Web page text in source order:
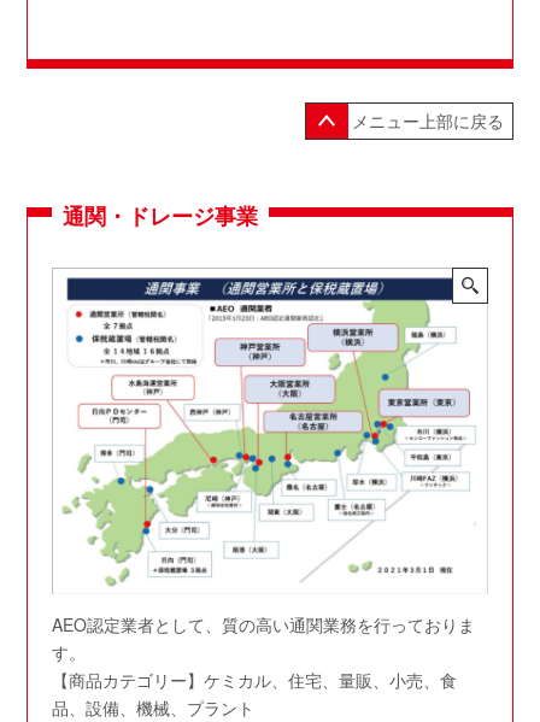
メニュー上部に戻る
通関・ドレージ事業
AEO認定業者として、質の高い通関業務を行っておりま
す。
【商品カテゴリー】ケミカル、住宅、量販、小売、食
品、設備、機械、プラント